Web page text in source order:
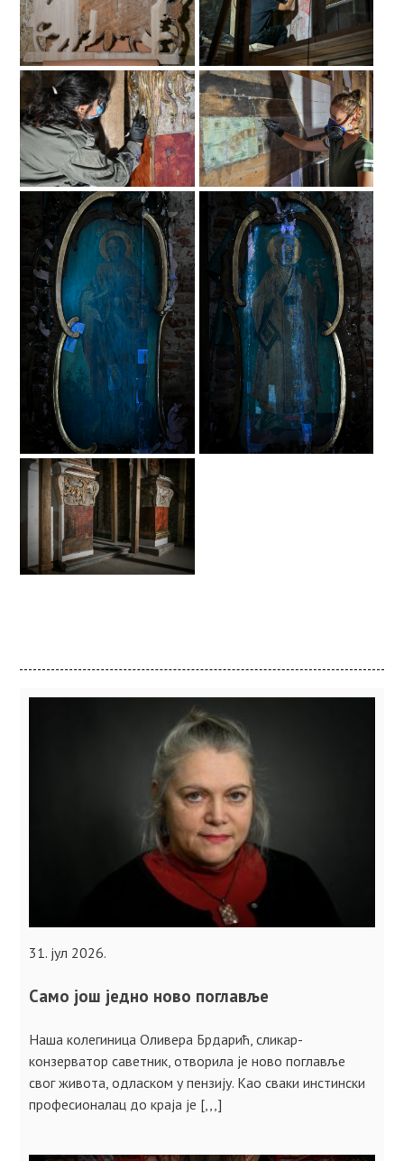
31. јул 2026.
Само још једно ново поглавље
Наша колегиница Оливера Брдарић, сликар-
конзерватор саветник, отворила је ново поглавље
свог живота, одласком у пензију. Као сваки инстински
професионалац до краја је [,,,]